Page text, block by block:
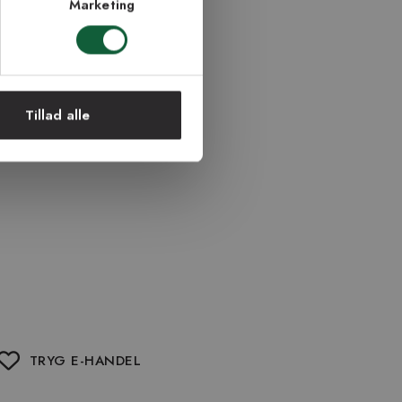
Marketing
Tillad alle
TRYG E-HANDEL